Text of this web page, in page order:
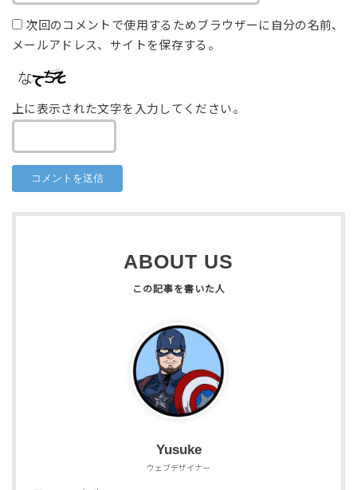
次回のコメントで使用するためブラウザーに自分の名前、
メールアドレス、サイトを保存する。
上に表示された文字を入力してください。
ABOUT US
Yusuke
ウェブデザイナー